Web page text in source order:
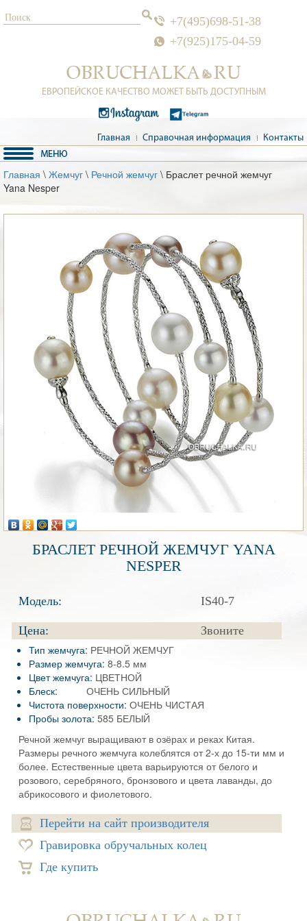
+7(495)698-51-38
+7(925)175-04-59
ЕВРОПЕЙСКОЕ КАЧЕСТВО МОЖЕТ БЫТЬ ДОСТУПНЫМ
Главная Справочная информация Контакты
Главная \ Жемчуг \ Речной жемчуг \ Браслет речной жемчуг
Yana Nesper
БРАСЛЕТ РЕЧНОЙ ЖЕМЧУГ YANA
NESPER
Модель: IS40-7
Цена:
Звоните
Тип жемчуга: РЕЧНОЙ ЖЕМЧУГ
Размер жемчуга: 8-8.5 мм
Цвет жемчуга: ЦВЕТНОЙ
Блеск:
ОЧЕНЬ СИЛЬНЫЙ
Чистота поверхности: ОЧЕНЬ ЧИСТАЯ
Пробы золота: 585 БЕЛЫЙ
Речной жемчуг выращивают в озёрах и реках Китая.
Размеры речного жемчуга колеблятся от 2-х до 15-ти мм и
более. Естественные цвета варьируются от белого и
розового, серебряного, бронзового и цвета лаванды, до
абрикосового и фиолетового.
Перейти на сайт производителя
Гравировка обручальных колец
Где купить